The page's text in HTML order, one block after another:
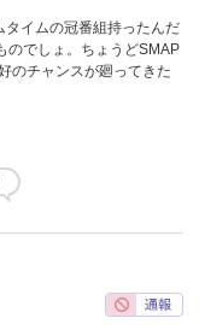
イムの冠番組持ったんだ
のでしょ。ちょうどSMAP
のチャンスが廻ってきた